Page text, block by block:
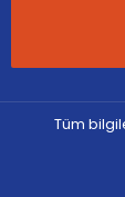
Tüm